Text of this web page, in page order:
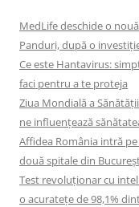
MedLife deschide o
Panduri, după o
Ce este Hantavirus:
faci pentru a te proteja
Ziua Mondială a
ne influențează
Affidea România intră
două spitale din
Test revoluționar cu
o acuratețe de 98,1%